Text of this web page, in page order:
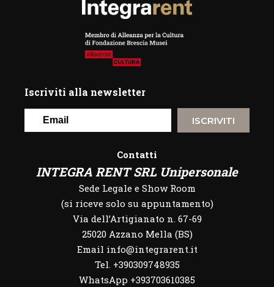
Iscriviti alla newsletter
ISCRIVITI
Contatti
INTEGRA RENT SRL Unipersonale
Sede Legale e Show Room
(si riceve solo su appuntamento)
Via dell’Artigianato n. 67-69
25020 Azzano Mella (BS)
Email info@integrarent.it
Tel. +390309748935
WhatsApp +393703610385